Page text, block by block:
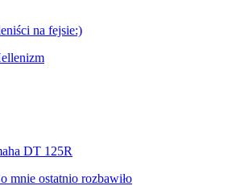
na fejsie:)
DT 125R
mnie ostatnio rozbawiło